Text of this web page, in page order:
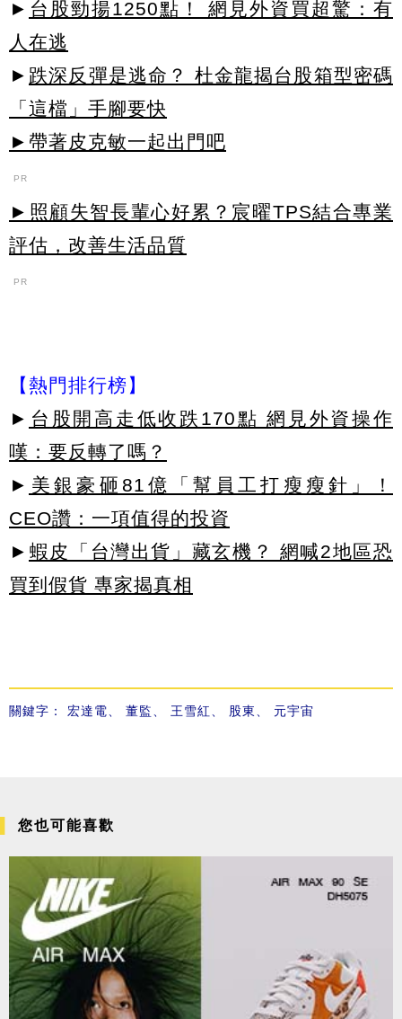
► 台股勁揚1250點！ 網見外資買超驚：有
人在逃
► 跌深反彈是逃命？ 杜金龍揭台股箱型密碼
「這檔」手腳要快
►帶著皮克敏一起出門吧
PR
►照顧失智長輩心好累？宸曜TPS結合專業
評估，改善生活品質
PR
【熱門排行榜】
► 台股開高走低收跌170點 網見外資操作
嘆：要反轉了嗎？
► 美銀豪砸81億「幫員工打瘦瘦針」！
CEO讚：一項值得的投資
► 蝦皮「台灣出貨」藏玄機？ 網喊2地區恐
買到假貨 專家揭真相
關鍵字： 宏達電 董監 王雪紅 股東 元宇宙
您也可能喜歡